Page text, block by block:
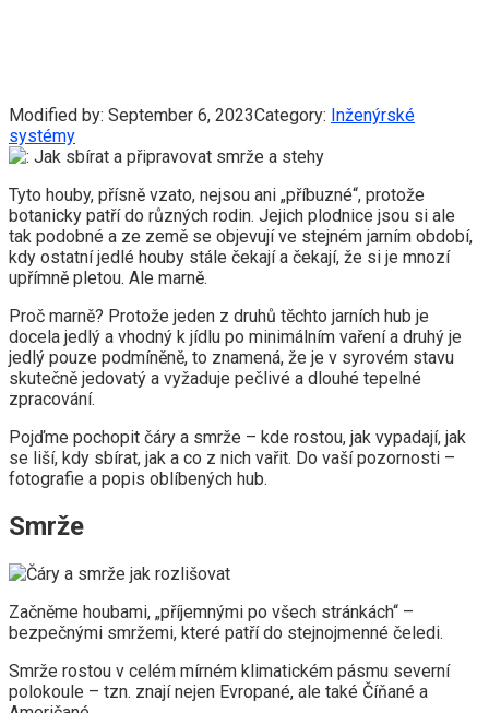
Modified by: September 6, 2023Category: Inženýrské
systémy
Tyto houby, přísně vzato, nejsou ani „příbuzné“, protože
botanicky patří do různých rodin. Jejich plodnice jsou si ale
tak podobné a ze země se objevují ve stejném jarním období,
kdy ostatní jedlé houby stále čekají a čekají, že si je mnozí
upřímně pletou. Ale marně.
Proč marně? Protože jeden z druhů těchto jarních hub je
docela jedlý a vhodný k jídlu po minimálním vaření a druhý je
jedlý pouze podmíněně, to znamená, že je v syrovém stavu
skutečně jedovatý a vyžaduje pečlivé a dlouhé tepelné
zpracování.
Pojďme pochopit čáry a smrže – kde rostou, jak vypadají, jak
se liší, kdy sbírat, jak a co z nich vařit. Do vaší pozornosti –
fotografie a popis oblíbených hub.
Smrže
Začněme houbami, „příjemnými po všech stránkách“ –
bezpečnými smržemi, které patří do stejnojmenné čeledi.
Smrže rostou v celém mírném klimatickém pásmu severní
polokoule – tzn. znají nejen Evropané, ale také Číňané a